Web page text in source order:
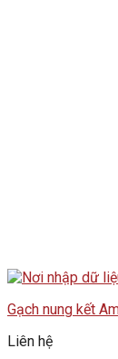
Gạch nung kết
Liên hệ